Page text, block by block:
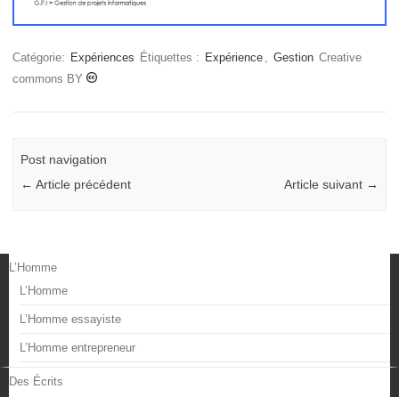
Catégorie: Expériences Étiquettes : Expérience , Gestion Creative
commons BY
Post navigation
← Article précédent Article suivant →
L’Homme
L’Homme
L’Homme essayiste
L’Homme entrepreneur
Des Écrits